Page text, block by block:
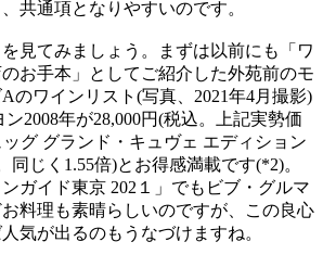
共通項となりやすいのです。
見てみましょう。まずは以前にも「ワ
お手本」としてご紹介した外苑前のモ
のワインリスト(写真、2021年4月撮影)
2008年が28,000円(税込。上記実勢価
グ グランド・キュヴェ エディション
同じく1.55倍)とお得感満載です(*2)。
ガイド東京 202１」でもビブ・グルマ
料理も素晴らしいのですが、この良心
気が出るのもうなづけますね。